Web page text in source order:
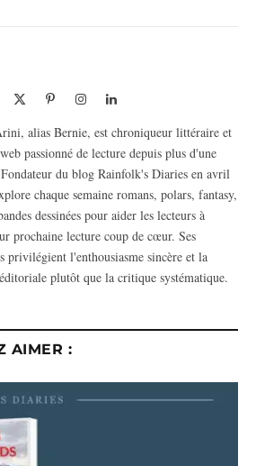
PinterestInstagramLinkedIn
alias Bernie, est chroniqueur littéraire et
passionné de lecture depuis plus d'une
du blog Rainfolk's Diaries en avril
chaque semaine romans, polars, fantasy,
dessinées pour aider les lecteurs à
prochaine lecture coup de cœur. Ses
privilégient l'enthousiasme sincère et la
plutôt que la critique systématique.
AIMER :